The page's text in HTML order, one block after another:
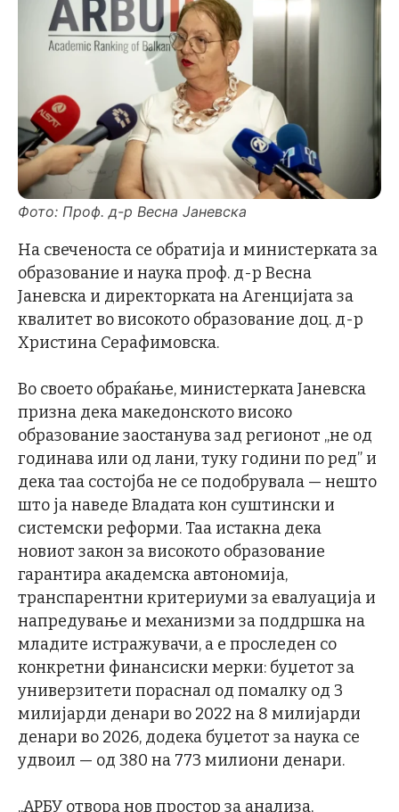
Фото: Проф. д-р Весна Јаневска
На свеченоста се обратија и министерката за
образование и наука проф. д-р Весна
Јаневска и директорката на Агенцијата за
квалитет во високото образование доц. д-р
Христина Серафимовска.
Во своето обраќање, министерката Јаневска
признa дека македонското високо
образование заостанува зад регионот „не од
годинава или од лани, туку години по ред” и
дека таа состојба не се подобрувала — нешто
што ја наведе Владата кон суштински и
системски реформи. Таа истакна дека
новиот закон за високото образование
гарантира академска автономија,
транспарентни критериуми за евалуација и
напредување и механизми за поддршка на
младите истражувачи, а е проследен со
конкретни финансиски мерки: буџетот за
универзитети пораснал од помалку од 3
милијарди денари во 2022 на 8 милијарди
денари во 2026, додека буџетот за наука се
удвоил — од 380 на 773 милиони денари.
„АРБУ отвора нов простор за анализа,